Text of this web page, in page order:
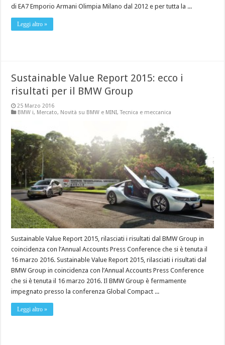
di EA7 Emporio Armani Olimpia Milano dal 2012 e per tutta la ...
Leggi altro »
Sustainable Value Report 2015: ecco i
risultati per il BMW Group
25 Marzo 2016
BMW i, Mercato, Novità su BMW e MINI,Tecnica e meccanica
Sustainable Value Report 2015, rilasciati i risultati dal BMW Group in
coincidenza con l’Annual Accounts Press Conference che si è tenuta il
16 marzo 2016. Sustainable Value Report 2015, rilasciati i risultati dal
BMW Group in coincidenza con l’Annual Accounts Press Conference
che si è tenuta il 16 marzo 2016. Il BMW Group è fermamente
impegnato presso la conferenza Global Compact ...
Leggi altro »